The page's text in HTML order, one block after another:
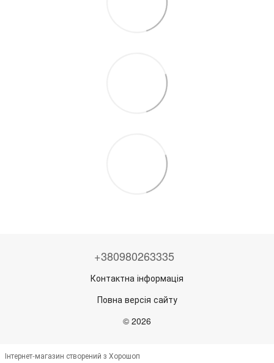
+380980263335
Контактна інформація
Повна версія сайту
© 2026
Інтернет-магазин створений з Хорошоп